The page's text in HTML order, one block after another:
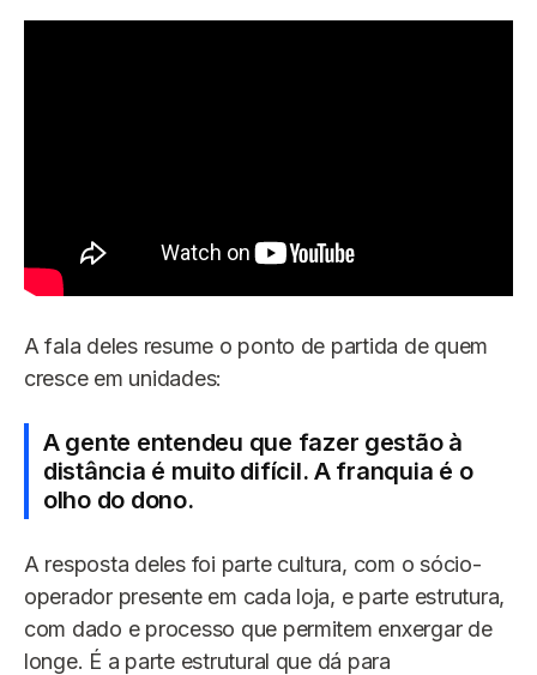
A fala deles resume o ponto de partida de quem
cresce em unidades:
A gente entendeu que fazer gestão à
distância é muito difícil. A franquia é o
olho do dono.
A resposta deles foi parte cultura, com o sócio-
operador presente em cada loja, e parte estrutura,
com dado e processo que permitem enxergar de
longe. É a parte estrutural que dá para